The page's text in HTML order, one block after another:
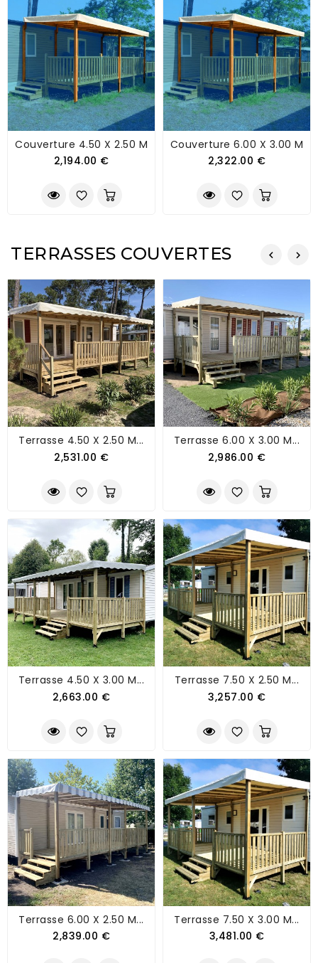
Couverture 4.50 X 2.50 M
2,194.00 €
Couverture 6.00 X 3.00 M
2,322.00 €
TERRASSES COUVERTES
Terrasse 4.50 X 2.50 M...
2,531.00 €
Terrasse 4.50 X 3.00 M...
2,663.00 €
Terrasse 6.00 X 2.50 M...
2,839.00 €
Terrasse 6.00 X 3.00 M...
2,986.00 €
Terrasse 7.50 X 2.50 M...
3,257.00 €
Terrasse 7.50 X 3.00 M...
3,481.00 €